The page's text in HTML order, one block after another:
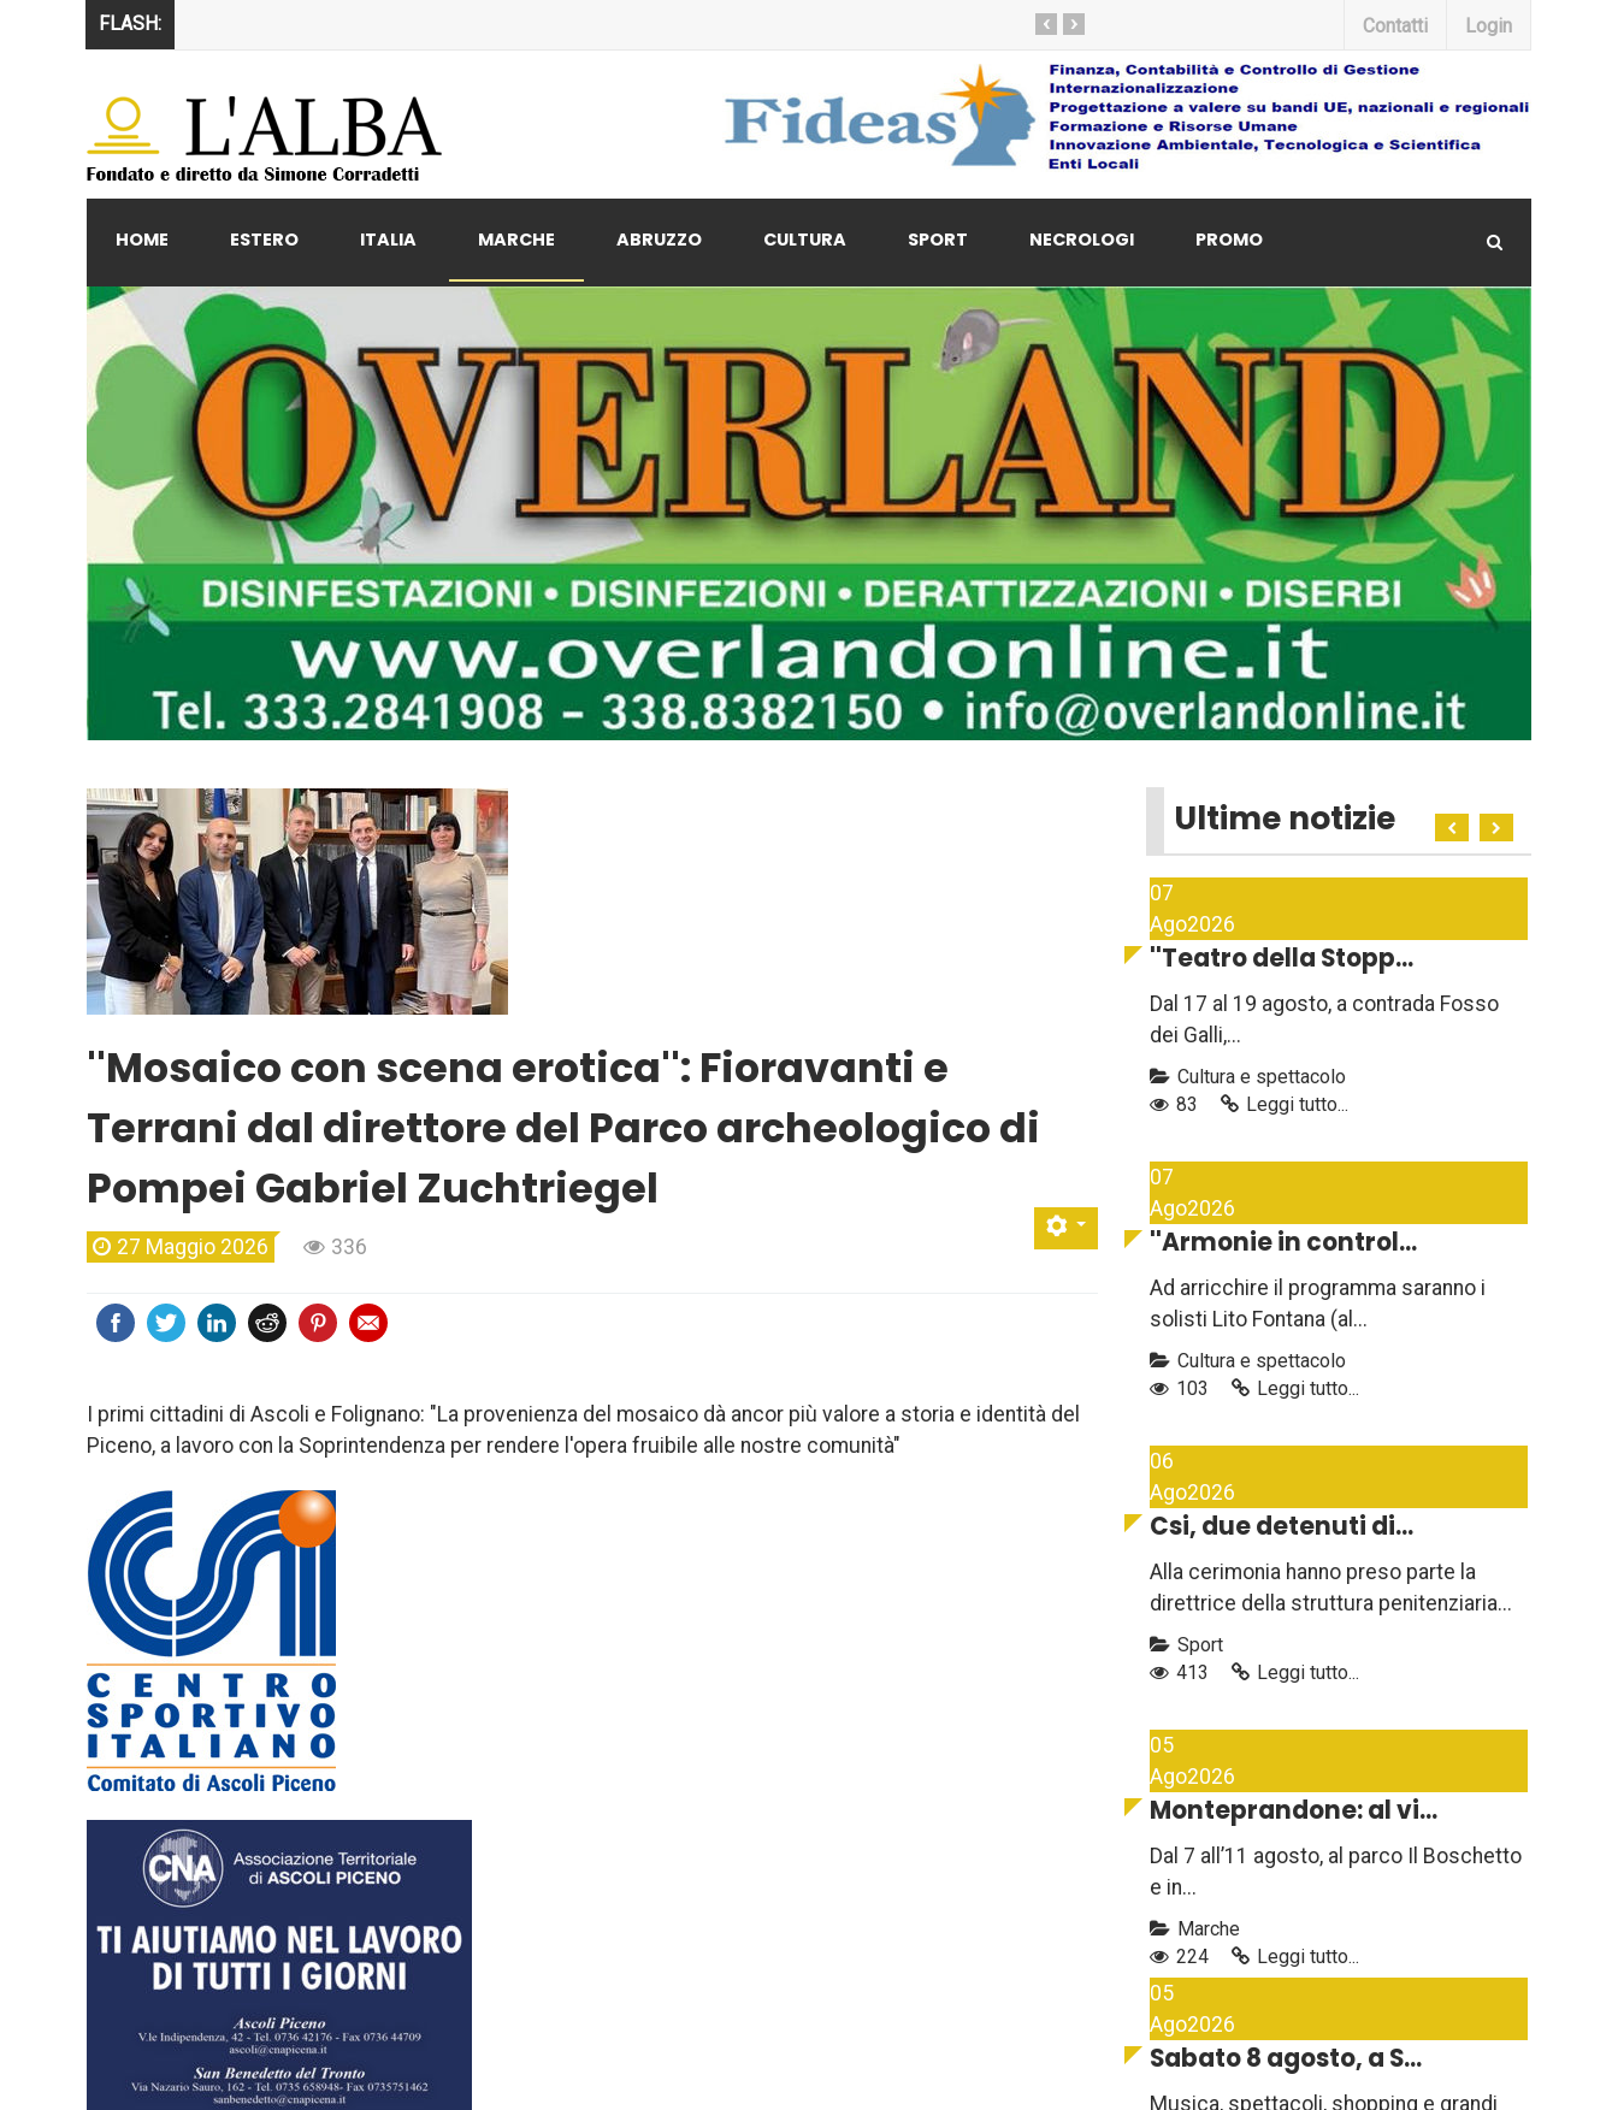
FLASH: ›
‹ Contatti Login
HOME ESTERO ITALIA MARCHE ABRUZZO CULTURA SPORT NECROLOGI PROMO
''Mosaico con scena erotica'': Fioravanti e
Terrani dal direttore del Parco archeologico di
Pompei Gabriel Zuchtriegel
27 Maggio 2026 336
I primi cittadini di Ascoli e Folignano: "La provenienza del mosaico dà ancor più valore a storia e identità del
Piceno, a lavoro con la Soprintendenza per rendere l'opera fruibile alle nostre comunità"
Ultime notizie
07
Ago2026
''Teatro della Stopp...
Dal 17 al 19 agosto, a contrada Fosso
dei Galli,...
Cultura e spettacolo
83
Leggi tutto...
07
Ago2026
''Armonie in control...
Ad arricchire il programma saranno i
solisti Lito Fontana (al...
Cultura e spettacolo
103
Leggi tutto...
06
Ago2026
Csi, due detenuti di...
Alla cerimonia hanno preso parte la
direttrice della struttura penitenziaria...
Sport
413
Leggi tutto...
05
Ago2026
Monteprandone: al vi...
Dal 7 all’11 agosto, al parco Il Boschetto
e in...
Marche
224
Leggi tutto...
05
Ago2026
Sabato 8 agosto, a S...
Musica, spettacoli, shopping e grandi